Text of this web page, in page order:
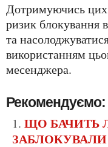
Дотримуючись цих порад, ви зможете знизити
ризик блокування
та
використанням
месенджера.
Рекомендуємо:
ЩО БАЧИТЬ ЛЮДИНА ЯКУ
ЗАБЛОКУВАЛИ